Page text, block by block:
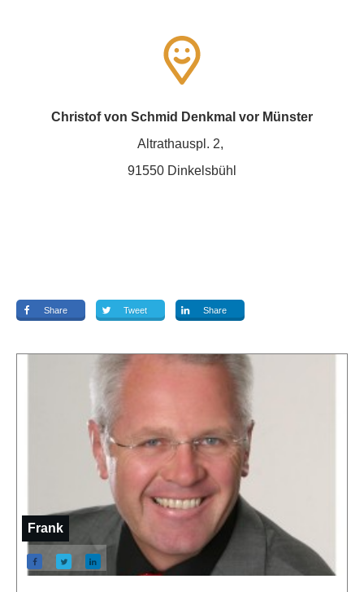
Christof von Schmid Denkmal vor Münster
Altrathauspl. 2,
91550 Dinkelsbühl
Share Tweet Share
Frank